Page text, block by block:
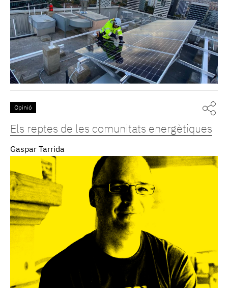
Opinió
Els reptes de les comunitats energètiques
Gaspar Tarrida